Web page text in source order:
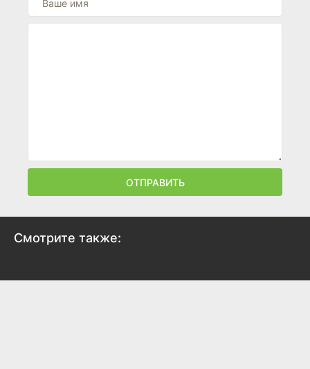
ОТПРАВИТЬ
Смотрите также: